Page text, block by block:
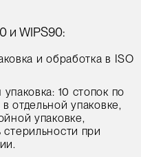
и WIPS90:
и обработка в ISO
упаковка: 10 стопок по
отдельной упаковке,
упаковке,
при